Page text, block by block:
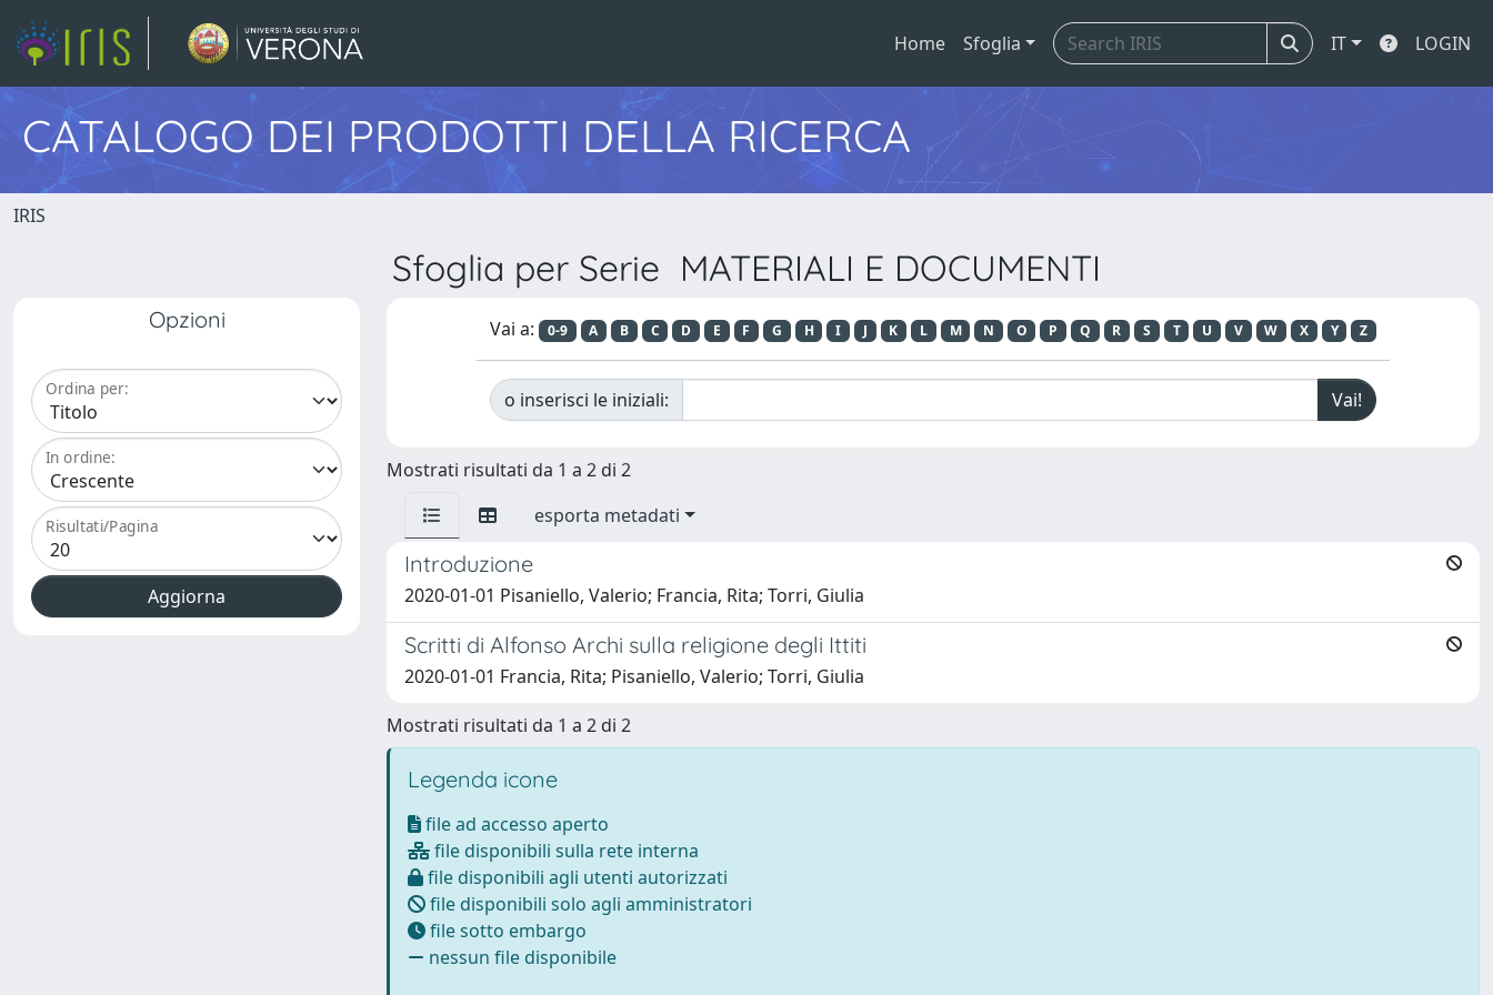
Home Sfoglia IT LOGIN
CATALOGO DEI PRODOTTI DELLA RICERCA
IRIS
Sfoglia per Serie MATERIALI E DOCUMENTI
Opzioni
Ordina per:
In ordine:
Risultati/Pagina
Vai a: 0-9 A B C D E F G H I J K L M N O P Q R S T U V W X Y Z
o inserisci le iniziali:
Mostrati risultati da 1 a 2 di 2
esporta metadati
Introduzione
2020-01-01 Pisaniello, Valerio; Francia, Rita; Torri, Giulia
Scritti di Alfonso Archi sulla religione degli Ittiti
2020-01-01 Francia, Rita; Pisaniello, Valerio; Torri, Giulia
Mostrati risultati da 1 a 2 di 2
Legenda icone
file ad accesso aperto
file disponibili sulla rete interna
file disponibili agli utenti autorizzati
file disponibili solo agli amministratori
file sotto embargo
nessun file disponibile